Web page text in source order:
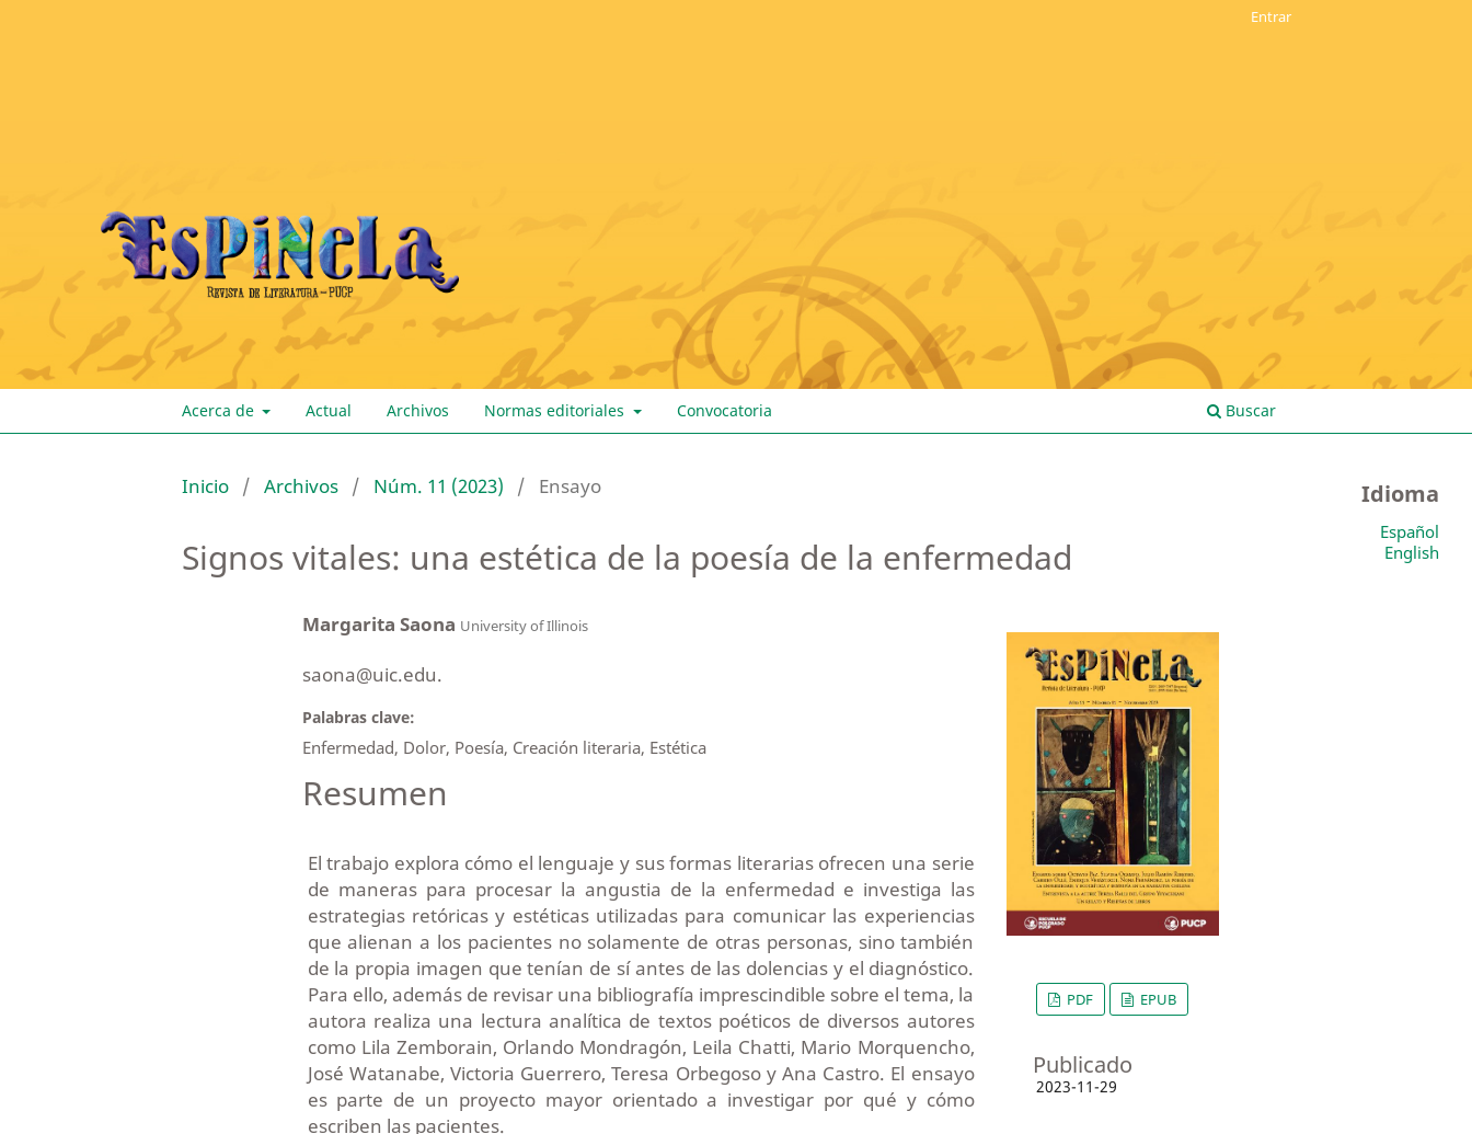
Acerca de Actual Archivos Normas editoriales Convocatoria Buscar
Entrar
Inicio / Archivos / Núm. 11 (2023) / Ensayo
Signos vitales: una estética de la poesía de la enfermedad
Margarita Saona University of Illinois
saona@uic.edu.
Palabras clave:
Enfermedad, Dolor, Poesía, Creación literaria, Estética
Resumen
El trabajo explora cómo el lenguaje y sus formas literarias ofrecen una serie
de maneras para procesar la angustia de la enfermedad e investiga las
estrategias retóricas y estéticas utilizadas para comunicar las experiencias
que alienan a los pacientes no solamente de otras personas, sino también
de la propia imagen que tenían de sí antes de las dolencias y el diagnóstico.
Para ello, además de revisar una bibliografía imprescindible sobre el tema, la
autora realiza una lectura analítica de textos poéticos de diversos autores
como Lila Zemborain, Orlando Mondragón, Leila Chatti, Mario Morquencho,
José Watanabe, Victoria Guerrero, Teresa Orbegoso y Ana Castro. El ensayo
es parte de un proyecto mayor orientado a investigar por qué y cómo
escriben las pacientes.
PDF EPUB
Publicado
2023-11-29
Idioma
Español
English